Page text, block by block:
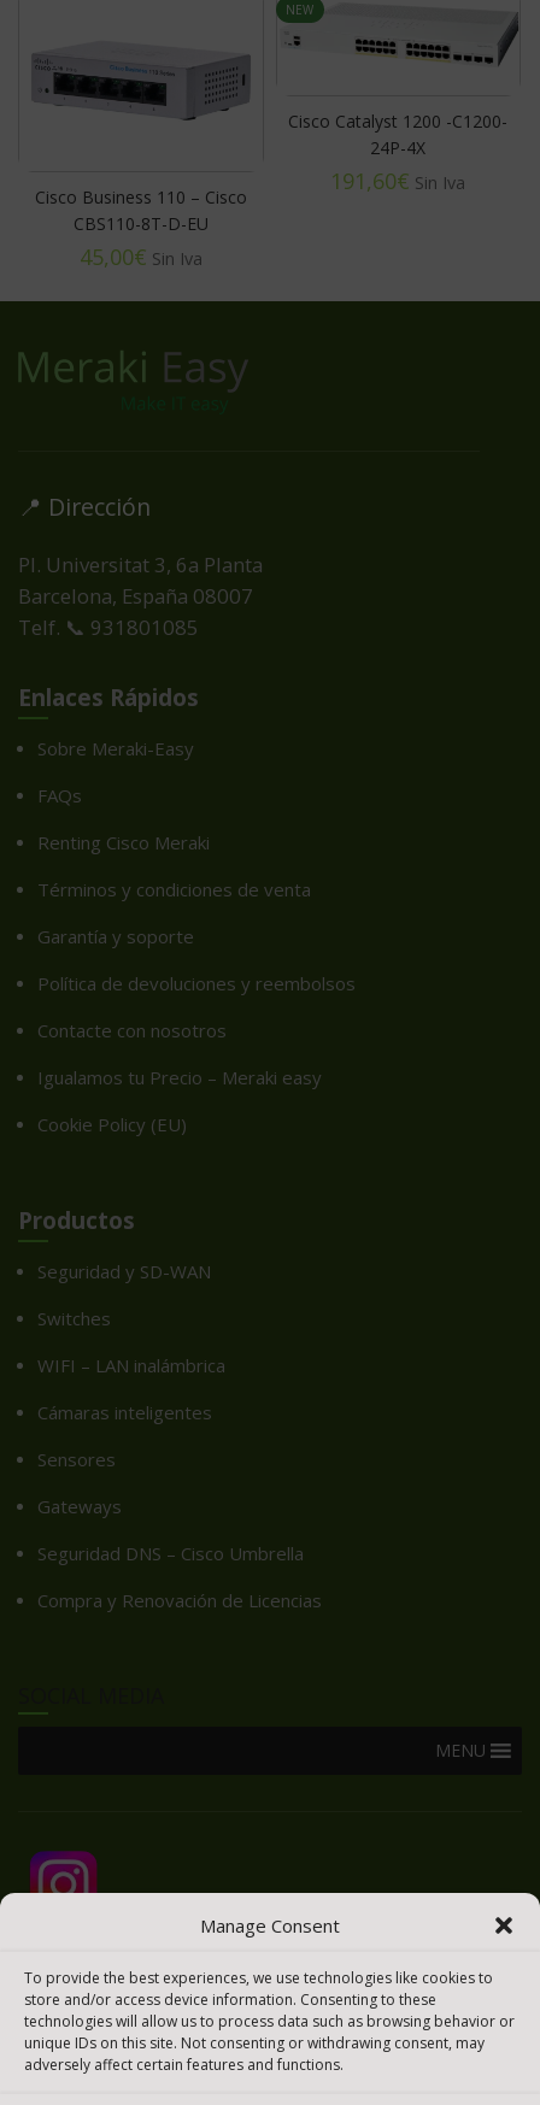
Manage Consent
To provide the best experiences, we use technologies like cookies to
store and/or access device information. Consenting to these
technologies will allow us to process data such as browsing behavior or
unique IDs on this site. Not consenting or withdrawing consent, may
adversely affect certain features and functions.
Cisco Business 110 – Cisco
CBS110-8T-D-EU
€
NEW
Cisco Catalyst 1200 -C1200-
24P-4X
€
📍 Dirección
Pl. Universitat 3, 6a Planta
Barcelona, España 08007
Telf. 📞 931801085
Enlaces Rápidos
Sobre Meraki-Easy
FAQs
Renting Cisco Meraki
Términos y condiciones de venta
Garantía y soporte
Política de devoluciones y reembolsos
Contacte con nosotros
Igualamos tu Precio – Meraki easy
Cookie Policy (EU)
Productos
Seguridad y SD-WAN
Switches
WIFI – LAN inalámbrica
Cámaras inteligentes
Sensores
Gateways
Seguridad DNS – Cisco Umbrella
Compra y Renovación de Licencias
MENU